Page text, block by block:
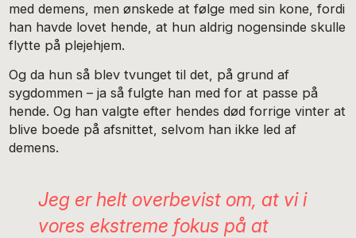
med demens, men ønskede at følge med sin kone, fordi
han havde lovet hende, at hun aldrig nogensinde skulle
flytte på plejehjem.
Og da hun så blev tvunget til det, på grund af
sygdommen – ja så fulgte han med for at passe på
hende. Og han valgte efter hendes død forrige vinter at
blive boede på afsnittet, selvom han ikke led af
demens.
Jeg er helt overbevist om, at vi i
vores ekstreme fokus på at